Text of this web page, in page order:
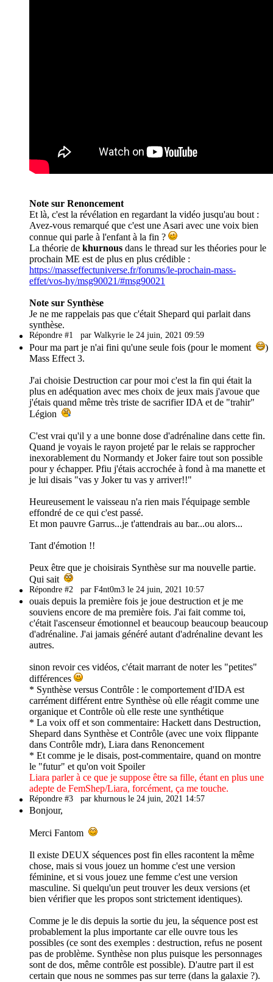
Note sur Renoncement
Et là, c'est la révélation en regardant la vidéo jusqu'au bout :
Avez-vous remarqué que c'est une Asari avec une voix bien
connue qui parle à l'enfant à la fin ?
La théorie de khurnous dans le thread sur les théories pour le
prochain ME est de plus en plus crédible :
https://masseffectuniverse.fr/forums/le-prochain-mass-
effet/vos-hy/msg90021/#msg90021
Note sur Synthèse
Je ne me rappelais pas que c'était Shepard qui parlait dans
synthèse.
Répondre #1 par Walkyrie le 24 juin, 2021 09:59
Pour ma part je n'ai fini qu'une seule fois (pour le moment
)
Mass Effect 3.
J'ai choisie Destruction car pour moi c'est la fin qui était la
plus en adéquation avec mes choix de jeux mais j'avoue que
j'étais quand même très triste de sacrifier IDA et de "trahir"
Légion
C'est vrai qu'il y a une bonne dose d'adrénaline dans cette fin.
Quand je voyais le rayon projeté par le relais se rapprocher
inexorablement du Normandy et Joker faire tout son possible
pour y échapper. Pfiu j'étais accrochée à fond à ma manette et
je lui disais "vas y Joker tu vas y arriver!!"
Heureusement le vaisseau n'a rien mais l'équipage semble
effondré de ce qui c'est passé.
Et mon pauvre Garrus...je t'attendrais au bar...ou alors...
Tant d'émotion !!
Peux être que je choisirais Synthèse sur ma nouvelle partie.
Qui sait
Répondre #2 par F4nt0m3 le 24 juin, 2021 10:57
ouais depuis la première fois je joue destruction et je me
souviens encore de ma première fois. J'ai fait comme toi,
c'était l'ascenseur émotionnel et beaucoup beaucoup beaucoup
d'adrénaline. J'ai jamais généré autant d'adrénaline devant les
autres.
sinon revoir ces vidéos, c'était marrant de noter les "petites"
différences
* Synthèse versus Contrôle : le comportement d'IDA est
carrément différent entre Synthèse où elle réagit comme une
organique et Contrôle où elle reste une synthétique
* La voix off et son commentaire: Hackett dans Destruction,
Shepard dans Synthèse et Contrôle (avec une voix flippante
dans Contrôle mdr), Liara dans Renoncement
* Et comme je le disais, post-commentaire, quand on montre
le "futur" et qu'on voit Spoiler
Liara parler à ce que je suppose être sa fille, étant en plus une
adepte de FemShep/Liara, forcément, ça me touche.
Répondre #3 par khurnous le 24 juin, 2021 14:57
Bonjour,
Merci Fantom
Il existe DEUX séquences post fin elles racontent la même
chose, mais si vous jouez un homme c'est une version
féminine, et si vous jouez une femme c'est une version
masculine. Si quelqu'un peut trouver les deux versions (et
bien vérifier que les propos sont strictement identiques).
Comme je le dis depuis la sortie du jeu, la séquence post est
probablement la plus importante car elle ouvre tous les
possibles (ce sont des exemples : destruction, refus ne posent
pas de problème. Synthèse non plus puisque les personnages
sont de dos, même contrôle est possible). D'autre part il est
certain que nous ne sommes pas sur terre (dans la galaxie ?).